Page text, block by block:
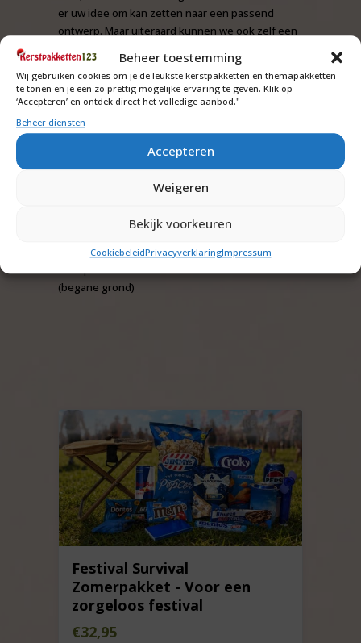
Beheer toestemming
Wij gebruiken cookies om je de leukste kerstpakketten en themapakketten
te tonen en je een zo prettig mogelijke ervaring te geven. Klik op
‘Accepteren’ en ontdek direct het volledige aanbod."
Beheer diensten
Accepteren
Weigeren
Bekijk voorkeuren
CookiebeleidPrivacyverklaringImpressum
er uw idee om kan zetten naar een passend
ontwerp. Maar uiteraard kunnen we ook zelf een
meer informatie over de kaart of prijsinformatie
kunt ucontactmet ons opnemen.
Unieke sport- en
fitnesspakketten
Ben je op zoek naar meer unieke sportproducten
of fitnesspakketten? Kijk dan eens op de site van
. Het unieke fitnessconcept voor de
Let op! Artikelen kunnen uitverkocht raken.
De prijzen zijn exclusief btw en inclusief
(begane grond)
Festival Survival
Zomerpakket - Voor een
zorgeloos festival
€32,95